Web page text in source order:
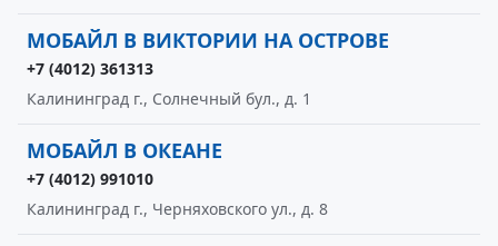
МОБАЙЛ В ВИКТОРИИ НА ОСТРОВЕ
+7 (4012) 361313
Калининград г., Солнечный бул., д. 1
МОБАЙЛ В ОКЕАНЕ
+7 (4012) 991010
Калининград г., Черняховского ул., д. 8